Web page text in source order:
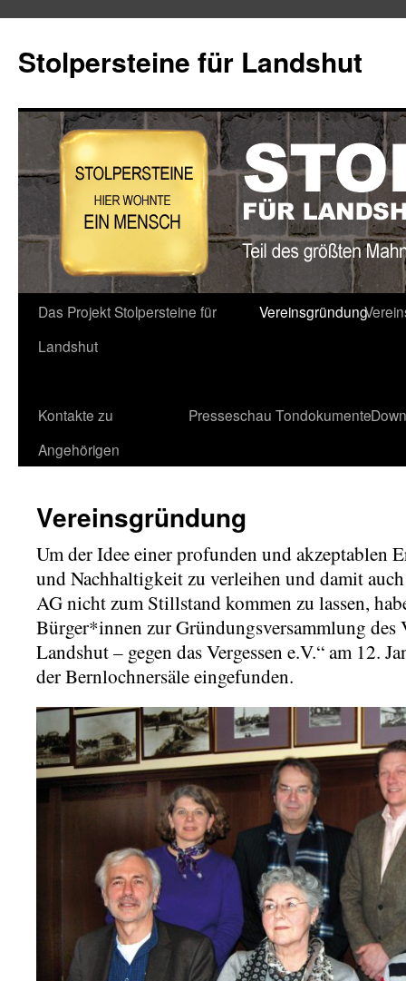
Stolpersteine für Landshut
Zum
Inhalt
Das Projekt Stolpersteine für
Landshut
Vereinsgründung
Kontakte zu
Angehörigen
Presseschau Tondokumente
Vereinsgründung
Um der Idee einer profunden und akzeptablen
und Nachhaltigkeit zu verleihen und damit
AG nicht zum Stillstand kommen zu lassen,
Bürger*innen zur Gründungsversammlung des
Landshut – gegen das Vergessen e.V.“ am 12.
der Bernlochnersäle eingefunden.